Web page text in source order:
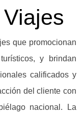
que promocionan
y brindan
calificados y
del cliente con
nacional. La